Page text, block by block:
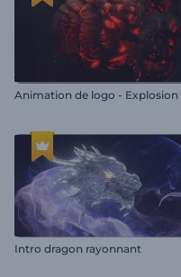
Intro dragon rayonnant